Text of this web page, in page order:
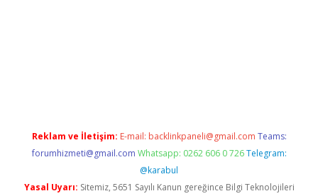
Reklam ve İletişim: E-mail: backlinkpaneli@gmail.com Teams:
forumhizmeti@gmail.com Whatsapp: 0262 606 0 726 Telegram:
@karabul
Yasal Uyarı: Sitemiz, 5651 Sayılı Kanun gereğince Bilgi Teknolojileri